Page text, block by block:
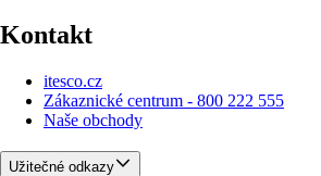
Kontakt
itesco.cz
Zákaznické centrum - 800 222 555
Naše obchody
Užitečné odkazy